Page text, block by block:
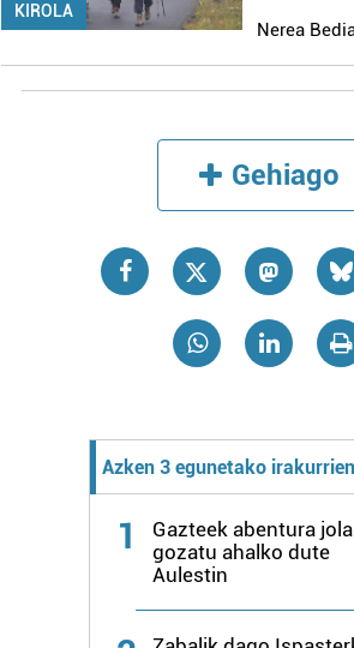
KIROLA
Nerea
Gehiago
Azken 3 egunetako
1
Gazteek abentura
gozatu ahalko dute
Aulestin